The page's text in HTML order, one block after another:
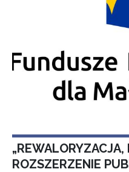
„REWALORYZACJA,
ROZSZERZENIE